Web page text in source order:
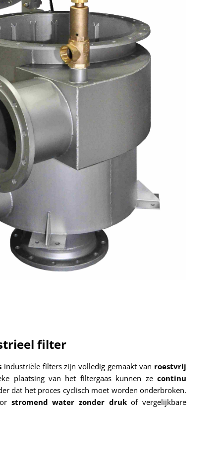
filter
industriële filters zijn volledig gemaakt van roestvrij
plaatsing van het filtergaas kunnen ze continu
dat het proces cyclisch moet worden onderbroken.
stromend water zonder drukof vergelijkbare